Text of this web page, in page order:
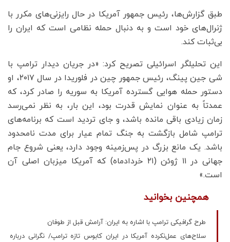
طبق گزارش‌ها، رئیس جمهور آمریکا در حال رایزنی‌های مکرر با
ژنرال‌های خود است و به دنبال حمله نظامی است که ایران را
بی‌ثبات کند.
این تحلیلگر اسرائیلی تصریح کرد: «در جریان دیدار ترامپ با
شی جین پینگ، رئیس جمهور چین در فلوریدا در سال ۲۰۱۷، او
دستور حمله هوایی گسترده آمریکا به سوریه را صادر کرد، که
عمدتاً به عنوان نمایش قدرت بود، این بار، به نظر نمی‌رسد
زمان زیادی باقی مانده باشد، و جای تردید است که برنامه‌های
ترامپ شامل بازگشت به جنگ تمام عیار برای مدت نامحدود
باشد. یک مانع بزرگ در پس‌زمینه وجود دارد، یعنی شروع جام
جهانی در ۱۱ ژوئن (۲۱ خردادماه) که آمریکا میزبان اصلی آن
است.»
همچنین بخوانید
طرح گرافیکی ترامپ با اشاره به ایران: آرامش قبل از طوفان
سلاح‌های عمل‌نکرده آمریکا در ایران کابوس تازه ترامپ/ نگرانی درباره